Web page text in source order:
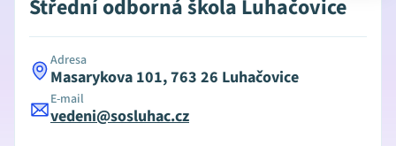
Střední odborná škola Luhačovice
Adresa
Masarykova 101, 763 26 Luhačovice
E-mail
vedeni@sosluhac.cz